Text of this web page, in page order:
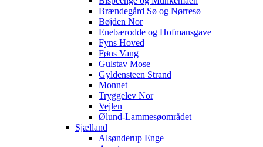
Brændegård Sø og Nørresø
Bøjden Nor
Enebærodde og Hofmansgave
Fyns Hoved
Føns Vang
Gulstav Mose
Gyldensteen Strand
Monnet
Tryggelev Nor
Vejlen
Ølund-Lammesøområdet
Sjælland
Alsønderup Enge